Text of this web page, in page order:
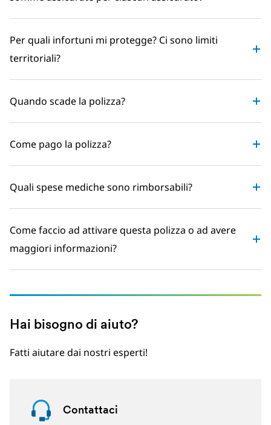
Per quali infortuni mi protegge? Ci sono limiti
territoriali?
Quando scade la polizza?
Come pago la polizza?
Quali spese mediche sono rimborsabili?
Come faccio ad attivare questa polizza o ad avere
maggiori informazioni?
Hai bisogno di aiuto?
Fatti aiutare dai nostri esperti!
Contattaci